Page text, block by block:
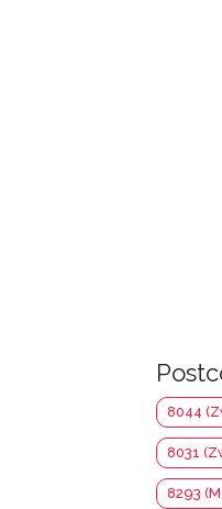
8044
8031
8293